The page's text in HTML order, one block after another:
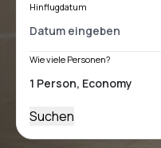
Hinflugdatum
Wie viele Personen?
Suchen